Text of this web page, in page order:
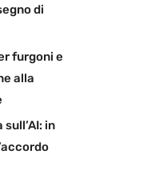
di
furgoni e
alla
in